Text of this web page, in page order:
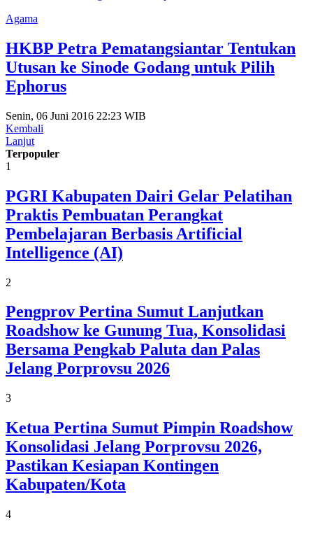
Agama
HKBP Petra Pematangsiantar Tentukan
Utusan ke Sinode Godang untuk Pilih
Ephorus
Senin, 06 Juni 2016 22:23 WIB
Kembali
Lanjut
Terpopuler
1
PGRI Kabupaten Dairi Gelar Pelatihan
Praktis Pembuatan Perangkat
Pembelajaran Berbasis Artificial
Intelligence (AI)
2
Pengprov Pertina Sumut Lanjutkan
Roadshow ke Gunung Tua, Konsolidasi
Bersama Pengkab Paluta dan Palas
Jelang Porprovsu 2026
3
Ketua Pertina Sumut Pimpin Roadshow
Konsolidasi Jelang Porprovsu 2026,
Pastikan Kesiapan Kontingen
Kabupaten/Kota
4